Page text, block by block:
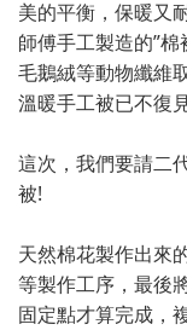
美的平衡，保暖又
師傅手工製造的”
毛鵝絨等動物纖維
溫暖手工被已不復見
這次，我們要請二
被!
天然棉花製作出來
等製作工序，最後
固定點才算完成，